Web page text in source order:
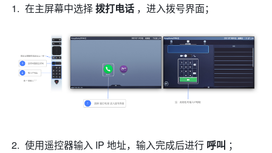
在主屏幕中选择 拨打电话 ，进入拨号界面；
使用遥控器输入 IP 地址，输入完成后进行 呼叫 ；